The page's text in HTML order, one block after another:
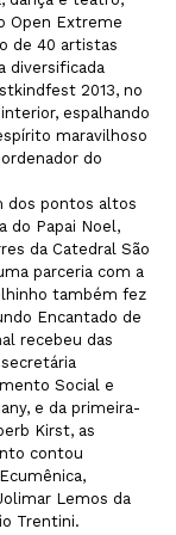
Open Extreme
de 40 artistas
diversificada
2013, no
espalhando
maravilhoso
do
dos pontos altos
do Papai Noel,
da Catedral São
parceria com a
também fez
Encantado de
recebeu das
Social e
e da primeira-
Kirst, as
contou
Lemos da
Trentini.